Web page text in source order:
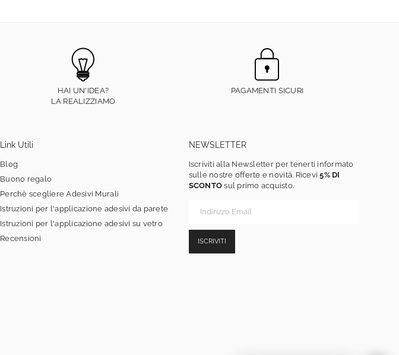
HAI UN'IDEA?
LA REALIZZIAMO
PAGAMENTI SICURI
Link Utili
Blog
Buono regalo
Perchè scegliere Adesivi Murali
Istruzioni per l'applicazione adesivi da parete
Istruzioni per l'applicazione adesivi su vetro
Recensioni
NEWSLETTER
Iscriviti alla Newsletter per tenerti informato
sulle nostre offerte e novità. Ricevi5% DI
SCONTO sul primo acquisto.
ISCRIVITI